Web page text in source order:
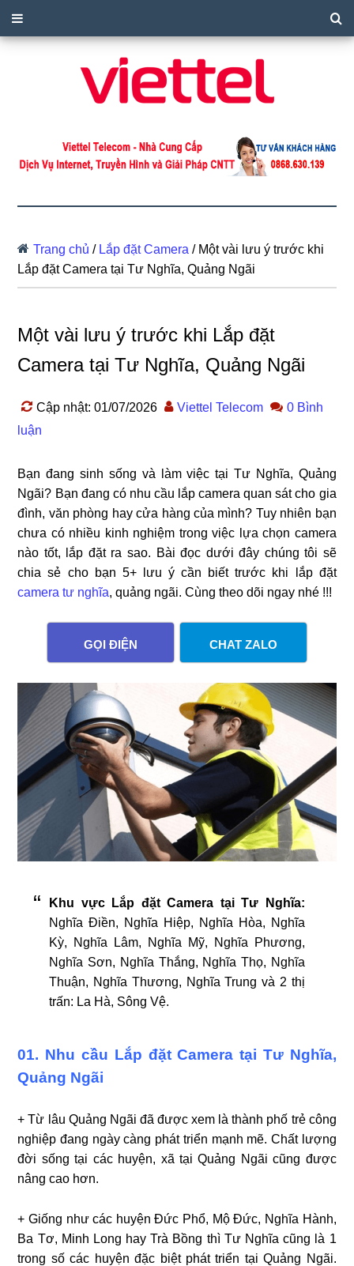
Trang chủ / Lắp đặt Camera / Một vài lưu ý trước khi
Lắp đặt Camera tại Tư Nghĩa, Quảng Ngãi
Một vài lưu ý trước khi Lắp đặt
Camera tại Tư Nghĩa, Quảng Ngãi
Cập nhật: 01/07/2026 Viettel Telecom
0 Bình
luận
Bạn đang sinh sống và làm việc tại Tư Nghĩa, Quảng
Ngãi? Bạn đang có nhu cầu lắp camera quan sát cho gia
đình, văn phòng hay cửa hàng của mình? Tuy nhiên bạn
chưa có nhiều kinh nghiệm trong việc lựa chọn camera
nào tốt, lắp đặt ra sao. Bài đọc dưới đây chúng tôi sẽ
chia sẻ cho bạn 5+ lưu ý cần biết trước khi lắp đặt
camera tư nghĩa, quảng ngãi. Cùng theo dõi ngay nhé !!!
GỌI ĐIỆN CHAT ZALO
Khu vực Lắp đặt Camera tại Tư Nghĩa:
Nghĩa Điền, Nghĩa Hiệp, Nghĩa Hòa, Nghĩa
Kỳ, Nghĩa Lâm, Nghĩa Mỹ, Nghĩa Phương,
Nghĩa Sơn, Nghĩa Thắng, Nghĩa Thọ, Nghĩa
Thuận, Nghĩa Thương, Nghĩa Trung và 2 thị
trấn: La Hà, Sông Vệ.
01. Nhu cầu Lắp đặt Camera tại Tư Nghĩa,
Quảng Ngãi
+ Từ lâu Quảng Ngãi đã được xem là thành phố trẻ công
nghiệp đang ngày càng phát triển mạnh mẽ. Chất lượng
đời sống tại các huyện, xã tại Quảng Ngãi cũng được
nâng cao hơn.
+ Giống như các huyện Đức Phổ, Mộ Đức, Nghĩa Hành,
Ba Tơ, Minh Long hay Trà Bồng thì Tư Nghĩa cũng là 1
trong số các huyện đặc biệt phát triển tại Quảng Ngãi.